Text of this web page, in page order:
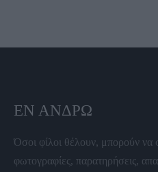
ΕΝ ΆΝΔΡΩ
Όσοι φίλοι θέλουν, μπορούν να
φωτογραφίες, παρατηρήσεις,